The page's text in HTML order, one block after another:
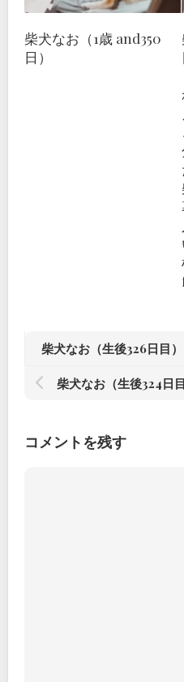
柴犬なお（1歳 and350
日）
柴犬なお（生後326日目）
柴犬なお（生後324日目
コメントを残す